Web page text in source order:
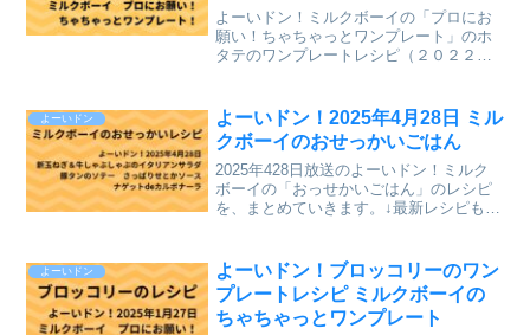
よーいドン！ミルクボーイの「プロにお
願い！ちゃちゃっとワンプレート」のホ
タテのワンプレートレシピ（２０２２年
今までのレシピを記事にしています。
⇒「ミルクボーイのプロに...
よーいドン
よーいドン！2025年4月28日 ミル
クボーイのおせっかいごはん
2025年428日放送のよーいドン！ミルク
ボーイの「おっせかいごはん」のレシピ
を、まとめていきます。↓最新レシピも含
ーイのプロにお願い ちゃちゃっとワン
プレート」のレシピ...
よーいドン
よーいドン！ブロッコリーのワン
プレートレシピ ミルクボーイの
ちゃちゃっとワンプレート